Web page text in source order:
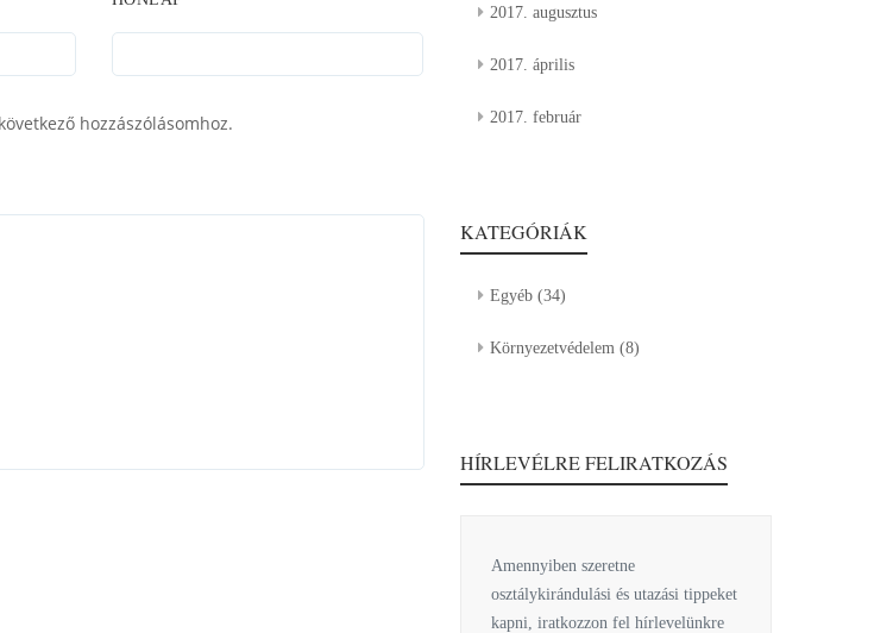
hozzászólásomhoz.
2017. augusztus
2017. április
2017. február
KATEGÓRIÁK
Egyéb(34)
Környezetvédelem (8)
HÍRLEVÉLRE FELIRATKOZÁS
Amennyiben szeretne
osztálykirándulási és utazási tippeket
kapni, iratkozzon fel hírlevelünkre